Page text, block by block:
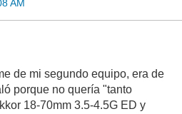
AM
de mi segundo equipo, era de
porque no quería "tanto
18-70mm 3.5-4.5G ED y